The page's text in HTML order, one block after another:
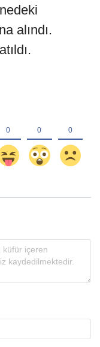
alındı.